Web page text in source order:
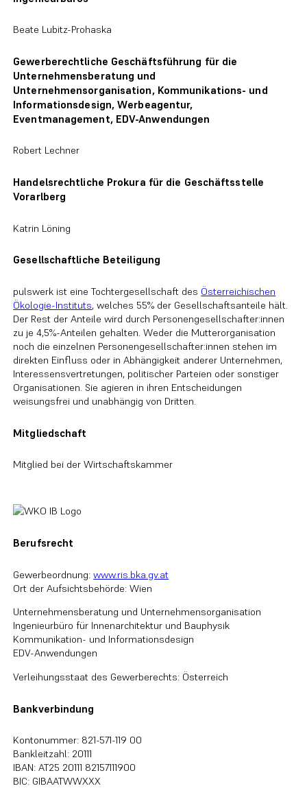
Beate Lubitz-Prohaska
Gewerberechtliche Geschäftsführung für die
Unternehmensberatung und
Unternehmensorganisation, Kommunikations- und
Informationsdesign, Werbeagentur,
Eventmanagement, EDV-Anwendungen
Robert Lechner
Handelsrechtliche Prokura für die Geschäftsstelle
Vorarlberg
Katrin Löning
Gesellschaftliche Beteiligung
pulswerk ist eine Tochtergesellschaft des Österreichischen
Ökologie-Instituts, welches 55% der Gesellschaftsanteile hält.
Der Rest der Anteile wird durch Personengesellschafter:innen
zu je 4,5%-Anteilen gehalten. Weder die Mutterorganisation
noch die einzelnen Personengesellschafter:innen stehen im
direkten Einfluss oder in Abhängigkeit anderer Unternehmen,
Interessensvertretungen, politischer Parteien oder sonstiger
Organisationen. Sie agieren in ihren Entscheidungen
weisungsfrei und unabhängig von Dritten.
Mitgliedschaft
Mitglied bei der Wirtschaftskammer
Berufsrecht
Gewerbeordnung:www.ris.bka.gv.at
Ort der Aufsichtsbehörde: Wien
Unternehmensberatung und Unternehmensorganisation
Ingenieurbüro für Innenarchitektur und Bauphysik
Kommunikation- und Informationsdesign
EDV-Anwendungen
Verleihungsstaat des Gewerberechts: Österreich
Bankverbindung
Kontonummer: 821-571-119 00
Bankleitzahl: 20111
IBAN: AT25 20111 82157111900
BIC: GIBAATWWXXX